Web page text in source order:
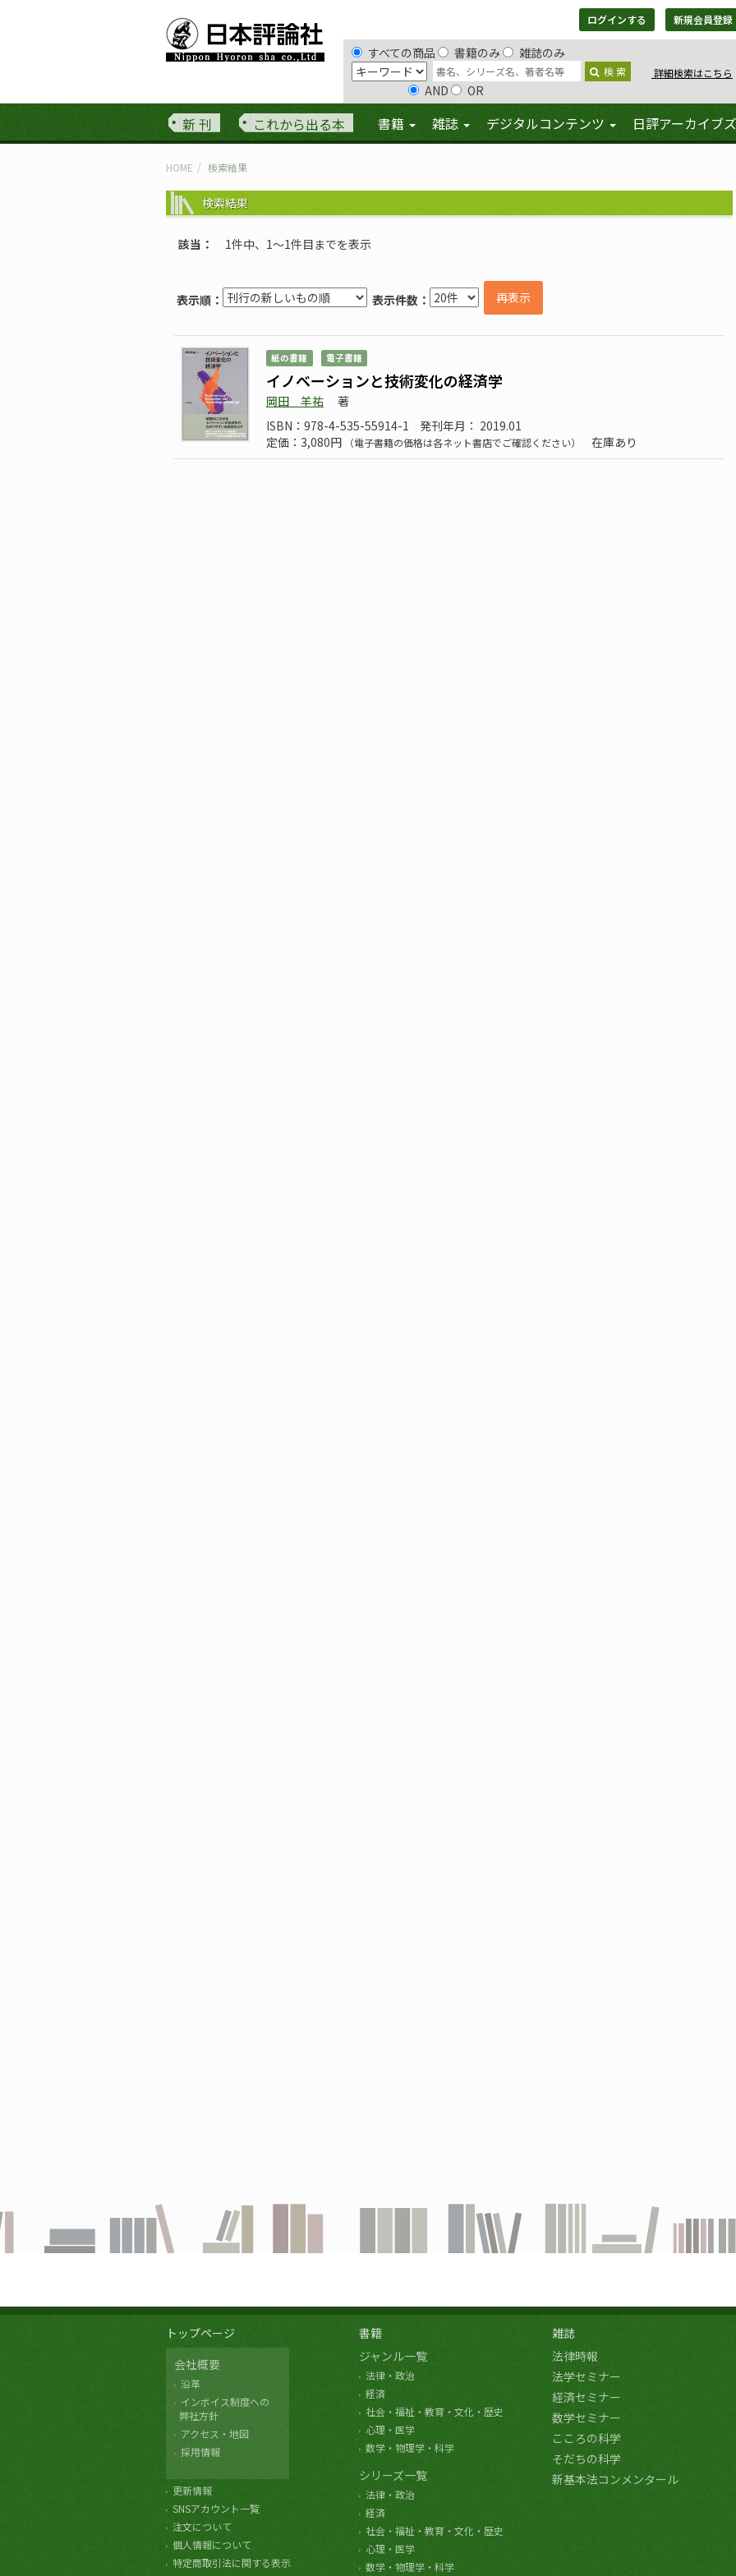
ログインする 新規会員登録
すべての商品 書籍のみ 雑誌のみ
検 索 詳細検索はこちら
AND OR
新 刊 これから出る本 書籍 雑誌 デジタルコンテンツ 日評アーカイブズ
HOME 検索結果
検索結果
該当 1件中、1〜1件目までを表示
表示順： 表示件数： 再表示
紙の書籍 電子書籍
イノベーションと技術変化の経済学
岡田 羊祐
著
ISBN：978-4-535-55914-1
発刊年月： 2019.01
定価：3,080円
（電子書籍の価格は各ネット書店でご確認ください） 在庫あり
トップページ
会社概要
沿革
インボイス制度への
弊社方針
アクセス・地図
採用情報
更新情報
SNSアカウント一覧
注文について
個人情報について
特定商取引法に関する表示
書籍
ジャンル一覧
法律・政治
経済
社会・福祉・教育・文化・歴史
心理・医学
数学・物理学・科学
シリーズ一覧
法律・政治
経済
社会・福祉・教育・文化・歴史
心理・医学
数学・物理学・科学
雑誌
法律時報
法学セミナー
経済セミナー
数学セミナー
こころの科学
そだちの科学
新基本法コンメンタール